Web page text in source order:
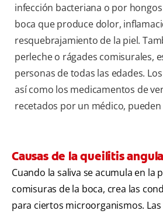
infección bacteriana o por
boca que produce dolor,
resquebrajamiento de la piel.
perleche o rágades comisurales,
personas de todas las edades.
así como los medicamentos de
recetados por un médico,
Causas de la queilitis
Cuando la saliva se acumula en la
comisuras de la boca, crea las
para ciertos microorganismos.